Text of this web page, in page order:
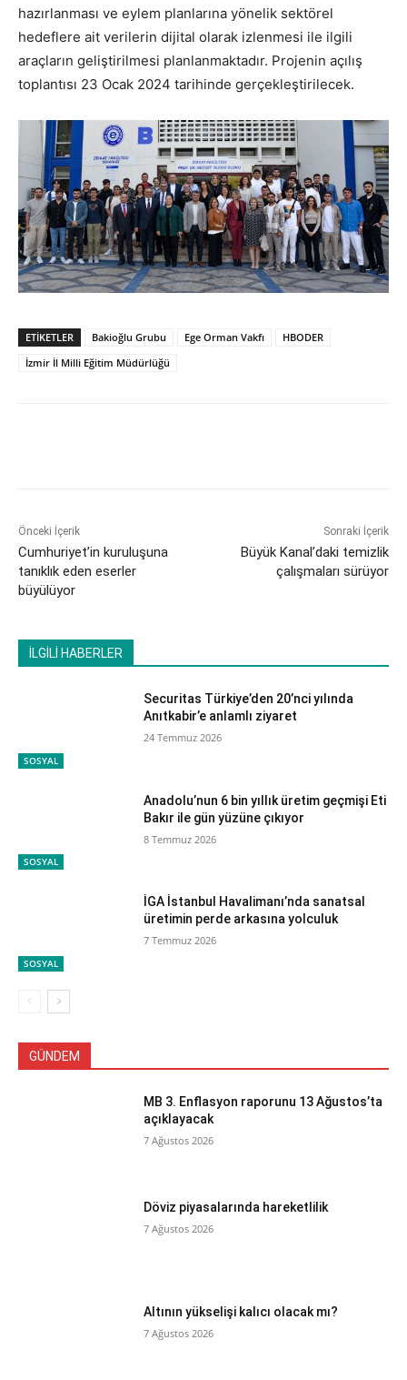
hazırlanması ve eylem planlarına yönelik sektörel
hedeflere ait verilerin dijital olarak izlenmesi ile ilgili
araçların geliştirilmesi planlanmaktadır. Projenin açılış
toplantısı 23 Ocak 2024 tarihinde gerçekleştirilecek.
ETİKETLER Bakioğlu Grubu Ege Orman Vakfı
HBODER
İzmir İl Milli Eğitim Müdürlüğü
Önceki İçerik
Cumhuriyet’in kuruluşuna
tanıklık eden eserler
büyülüyor
Sonraki İçerik
Büyük Kanal’daki temizlik
çalışmaları sürüyor
İLGİLİ HABERLER
SOSYAL
Securitas Türkiye’den 20’nci yılında
Anıtkabir’e anlamlı ziyaret
24 Temmuz 2026
SOSYAL
Anadolu’nun 6 bin yıllık üretim geçmişi Eti
Bakır ile gün yüzüne çıkıyor
8 Temmuz 2026
SOSYAL
İGA İstanbul Havalimanı’nda sanatsal
üretimin perde arkasına yolculuk
7 Temmuz 2026
GÜNDEM
MB 3. Enflasyon raporunu 13 Ağustos’ta
açıklayacak
7 Ağustos 2026
Döviz piyasalarında hareketlilik
7 Ağustos 2026
Altının yükselişi kalıcı olacak mı?
7 Ağustos 2026